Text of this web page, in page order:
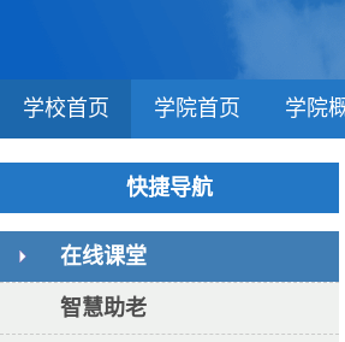
学校首页 学院首页 学院
快捷导航
在线课堂
智慧助老